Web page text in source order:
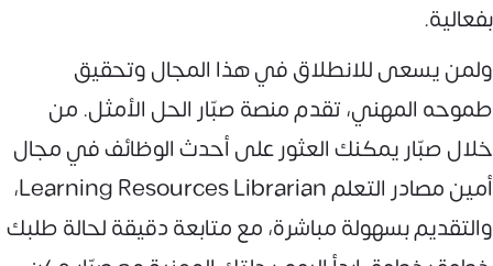
بفعالية.
ولمن يسعى للانطلاق في هذا المجال وتحقيق
طموحه المهني، تقدم منصة صبّار الحل الأمثل. من
خلال صبّار يمكنك العثور على أحدث الوظائف في مجال
أمين مصادر التعلم Learning Resources Librarian،
والتقديم بسهولة مباشرة، مع متابعة دقيقة لحالة طلبك